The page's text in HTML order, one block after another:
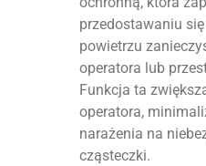
przedostawaniu
powietrzu
operatora lub
Funkcja ta
operatora,
narażenia na
cząsteczki.